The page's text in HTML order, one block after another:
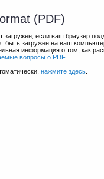
(PDF)
если ваш браузер
быть загружен на ваш
информация о том, как
вопросы о PDF.
нажмите здесь